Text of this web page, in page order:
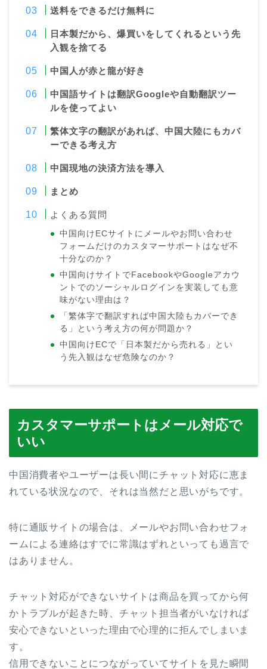
送料をできるだけ無料に
日本製だから、爆買いをしてくれるという先
入観を捨てる
中国人が赤と龍が好き
中国語サイトは翻訳Googleや自動翻訳ツー
ルを使ってよい
繁体文字の翻訳があれば、中国大陸にもカバ
ーできる考え方
中国現地の決済方法を導入
まとめ
よくある質問
中国向けECサイトにメールやお問い合わせ
フォームだけのカスタマーサポートはなぜ不
十分なのか？
中国向けサイトでFacebookやGoogleアカウ
ントでのソーシャルログインを実装しても意
味がない理由は？
「繁体字で翻訳すれば中国大陸もカバーでき
る」という考え方の何が問題か？
中国向けECで「日本製だから売れる」とい
う先入観はなぜ危険なのか？
カスタマーサポートはメール対応で
いい
中国消費者やユーザーは長い間にチャット対応に恵ま
れている状況なので、それは当然だと思いがちです。
特に通販サイトの場合は、メールやお問い合わせフォ
ームによる連絡はすでに常識はずれといっても過言で
はありません。
チャット対応ができないサイトは商品を買ってから何
かトラブルが起きた時、チャット担当者がいなければ
安心できないといった理由で心理的に拒んでしまいま
す。
信用できないことにつながっていてサイトを見た瞬間